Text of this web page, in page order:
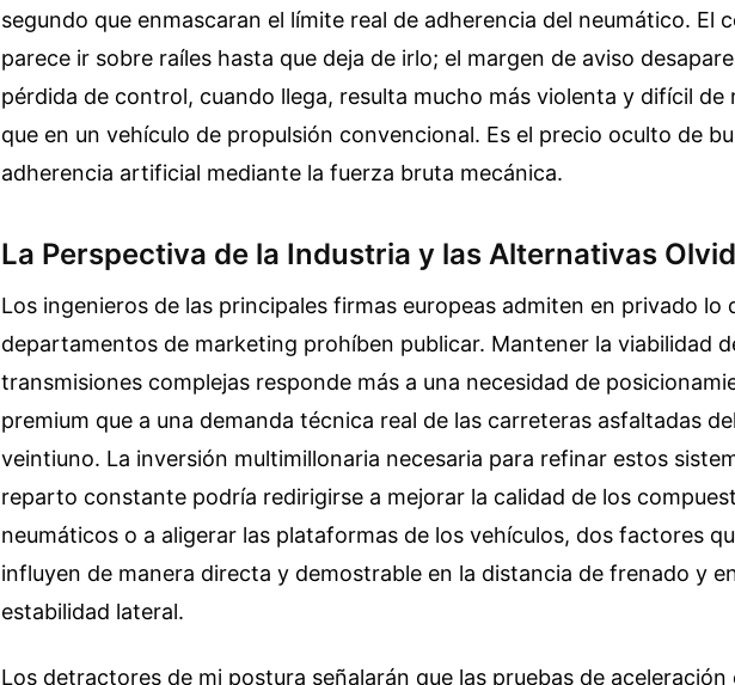
segundo que enmascaran el límite real de adherencia del neumático. El
parece ir sobre raíles hasta que deja de irlo; el margen de aviso
pérdida de control, cuando llega, resulta mucho más violenta y difícil de
que en un vehículo de propulsión convencional. Es el precio oculto de
adherencia artificial mediante la fuerza bruta mecánica.
La Perspectiva de la Industria y las Alternativas
Los ingenieros de las principales firmas europeas admiten en privado lo
departamentos de marketing prohíben publicar. Mantener la viabilidad
transmisiones complejas responde más a una necesidad de
premium que a una demanda técnica real de las carreteras asfaltadas
veintiuno. La inversión multimillonaria necesaria para refinar estos
reparto constante podría redirigirse a mejorar la calidad de los
neumáticos o a aligerar las plataformas de los vehículos, dos factores
influyen de manera directa y demostrable en la distancia de frenado y
estabilidad lateral.
Los detractores de mi postura señalarán que las pruebas de aceleración